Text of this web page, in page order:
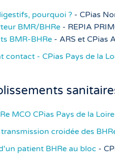
pourquoi ? - CPias
BMR/BHRe - REPIA
BMR-BHRe - ARS et CPias
contact - CPias Pays de la
MCO CPias Pays de la
croidée des
patient BHRe au bloc -